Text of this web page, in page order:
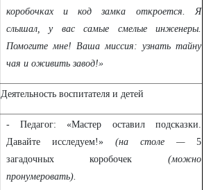
коробочках и код замка откроется. Я
слышал, у вас самые смелые инженеры.
Помогите мне! Ваша миссия: узнать тайну
чая и оживить завод!»
Деятельность воспитателя и детей
- Педагог: «Мастер оставил подсказки.
Давайте исследуем!»(на столе —5
загадочных коробочек (можно
пронумеровать).